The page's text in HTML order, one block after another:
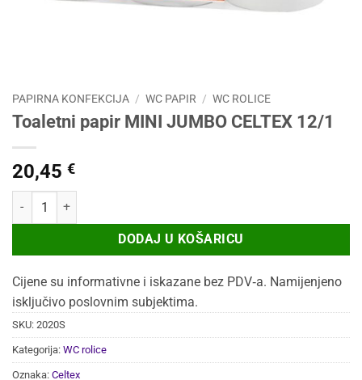
PAPIRNA KONFEKCIJA / WC PAPIR / WC ROLICE
Toaletni papir MINI JUMBO CELTEX 12/1
20,45 €
Toaletni papir MINI JUMBO CELTEX 12/1 količina
DODAJ U KOŠARICU
Cijene su informativne i iskazane bez PDV‑a. Namijenjeno
isključivo poslovnim subjektima.
SKU: 2020S
Kategorija: WC rolice
Oznaka: Celtex